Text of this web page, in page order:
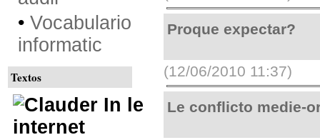
• Vocabulario
informatic
Textos
In le
internet
Proque expectar?
(12/06/2010 11:37)
Le conflicto medie-